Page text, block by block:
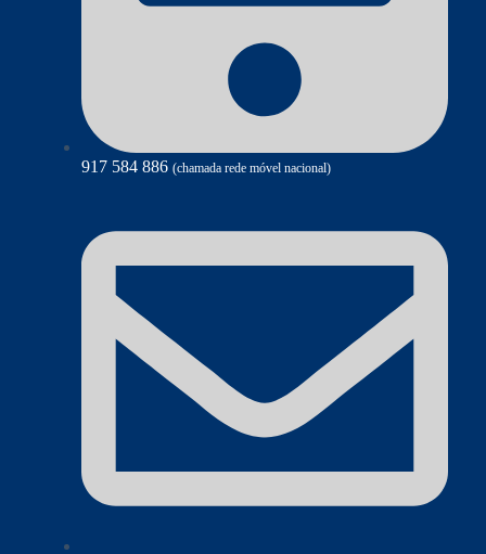
917 584 886 (chamada rede móvel nacional)